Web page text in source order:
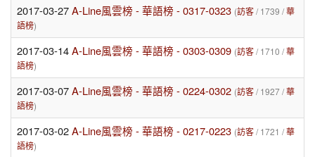
2017-03-27A-Line風雲榜 - 華語榜 - 0317-0323 (訪客/ 1739 /華
語榜)
2017-03-14A-Line風雲榜 - 華語榜 - 0303-0309 (訪客/ 1710 /華
語榜)
2017-03-07A-Line風雲榜 - 華語榜 - 0224-0302 (訪客/ 1927 /華
語榜)
2017-03-02A-Line風雲榜 - 華語榜 - 0217-0223 (訪客/ 1721 /華
語榜)